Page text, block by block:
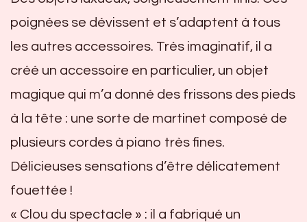
poignées se dévissent et s’adaptent à tous
les autres accessoires. Très imaginatif, il a
créé un accessoire en particulier, un objet
magique qui m’a donné des frissons des pieds
à la tête : une sorte de martinet composé de
plusieurs cordes à piano très fines.
Délicieuses sensations d’être délicatement
fouettée !
« Clou du spectacle » : il a fabriqué un